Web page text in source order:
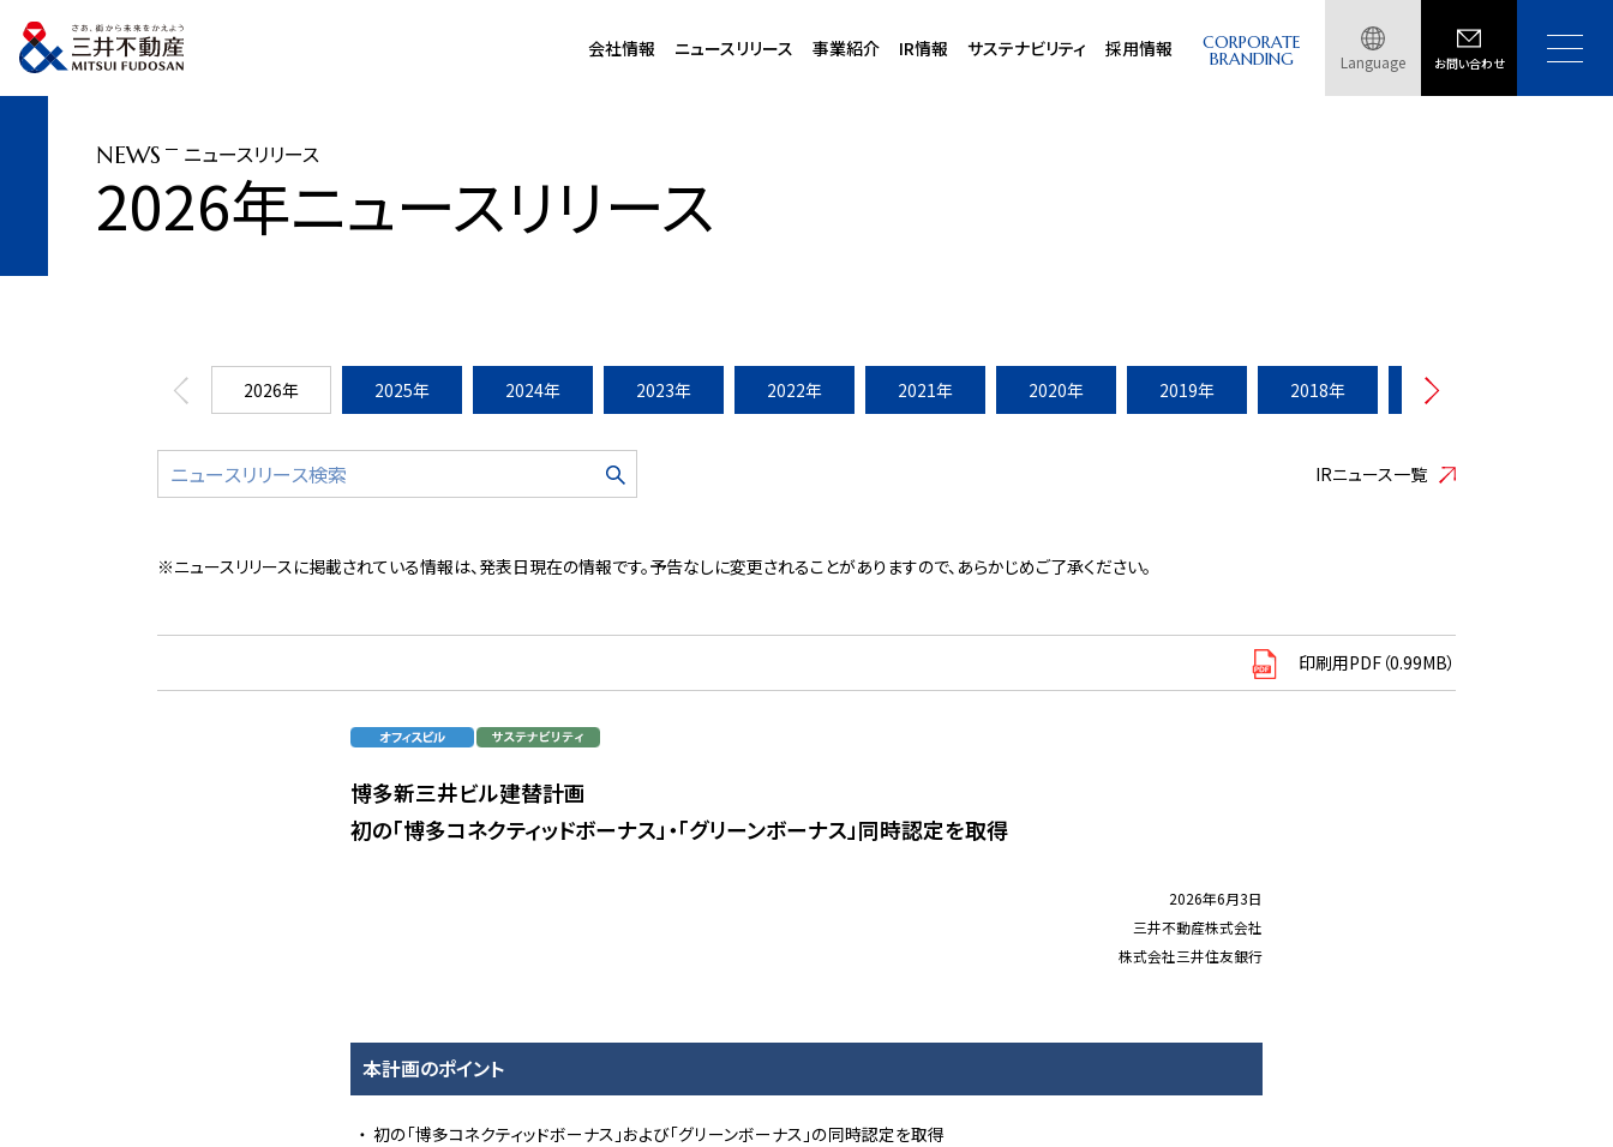
会社情報 ニュースリリース 事業紹介 IR情報 サステナビリティ 採用情報 CORPORATE
BRANDING Language お問い合わせ
トップページ ニュースリリース
NEWS ニュースリリース
2026年ニュースリリース
2026年 2025年 2024年 2023年 2022年 2021年 2020年 2019年 2018年 2017年
IRニュース一覧
※ニュースリリースに掲載されている情報は、発表日現在の情報です。予告なしに変更されることがありますので、あらかじめご了承ください。
印刷用PDF（0.99MB）
博多新三井ビル建替計画
初の「博多コネクティッドボーナス」・「グリーンボーナス」同時認定を取得
2026年6月3日
三井不動産株式会社
株式会社三井住友銀行
本計画のポイント
初の「博多コネクティッドボーナス」および「グリーンボーナス」の同時認定を取得